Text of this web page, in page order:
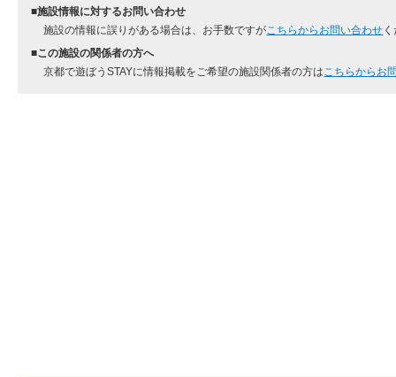
■施設情報に対するお問い合わせ
施設の情報に誤りがある場合は、お手数ですがこちらからお問い合わせ
■この施設の関係者の方へ
京都で遊ぼうSTAYに情報掲載をご希望の施設関係者の方はこちらからお